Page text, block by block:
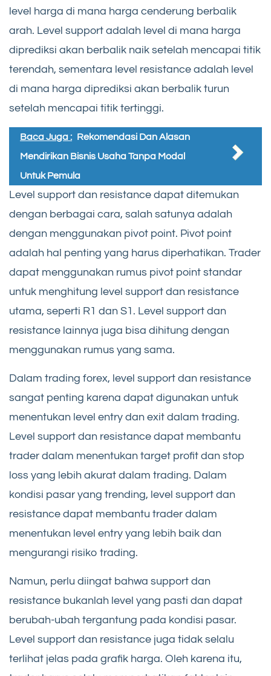
level harga di mana harga cenderung berbalik
arah. Level support adalah level di mana harga
diprediksi akan berbalik naik setelah mencapai titik
terendah, sementara level resistance adalah level
di mana harga diprediksi akan berbalik turun
setelah mencapai titik tertinggi.
Baca Juga : Rekomendasi Dan Alasan
Mendirikan Bisnis Usaha Tanpa Modal
Untuk Pemula
Level support dan resistance dapat ditemukan
dengan berbagai cara, salah satunya adalah
dengan menggunakan pivot point. Pivot point
adalah hal penting yang harus diperhatikan. Trader
dapat menggunakan rumus pivot point standar
untuk menghitung level support dan resistance
utama, seperti R1 dan S1. Level support dan
resistance lainnya juga bisa dihitung dengan
menggunakan rumus yang sama.
Dalam trading forex, level support dan resistance
sangat penting karena dapat digunakan untuk
menentukan level entry dan exit dalam trading.
Level support dan resistance dapat membantu
trader dalam menentukan target profit dan stop
loss yang lebih akurat dalam trading. Dalam
kondisi pasar yang trending, level support dan
resistance dapat membantu trader dalam
menentukan level entry yang lebih baik dan
mengurangi risiko trading.
Namun, perlu diingat bahwa support dan
resistance bukanlah level yang pasti dan dapat
berubah-ubah tergantung pada kondisi pasar.
Level support dan resistance juga tidak selalu
terlihat jelas pada grafik harga. Oleh karena itu,